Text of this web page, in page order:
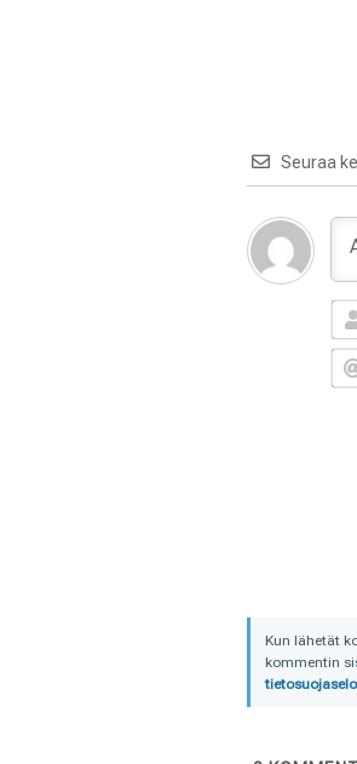
Seuraa
Kun lähetät
kommentin